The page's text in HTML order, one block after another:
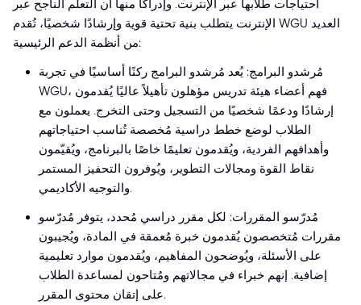
احتياجات طلابها عبر الإنترنت. وإدراكًا منها أن التعلّم الناجح عبر
الإنترنت يتطلب بنية تحتية قوية وإرشادًا شخصيًا، تُقدم WGU العديد
من أنظمة الدعم الرئيسية:
مُرشدو البرامج: يُعد مُرشدو البرامج ركنًا أساسيًا في تجربة
WGU، فهم أعضاء هيئة تدريس مؤهلون تأهيلاً عاليًا يُقدمون
إرشادًا ودعمًا شخصيًا من التسجيل وحتى التخرج. يعملون مع
الطلاب لوضع خطط دراسية مُخصصة تُناسب احتياجاتهم
وأهدافهم الفردية، ويُقدمون تعليمًا خاصًا بالبرنامج، ويُقيّمون
نقاط القوة ومجالات التطوير، ويُوفرون التحفيز المستمر
والتوجيه الأكاديمي.
مُدرّسو المقررات: لكل مقرر دراسي مُحدد، يتوفر مُدرّسو
مقررات مُتخصصون يُقدمون خبرة مُعمقة في المادة، ويُجيبون
على الأسئلة، ويُوضحون المفاهيم، ويُقدمون موارد تعليمية
إضافية. إنهم خبراء في مجالاتهم ومُتاحون لمساعدة الطلاب
على إتقان محتوى المقرر.